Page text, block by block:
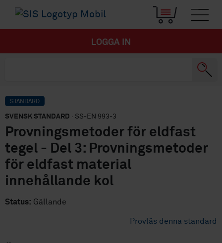
LOGGA IN
STANDARD
SVENSK STANDARD · SS-EN 993-3
Provningsmetoder för eldfast
tegel - Del 3: Provningsmetoder
för eldfast material
innehållande kol
Status: Gällande
Provläs denna standard